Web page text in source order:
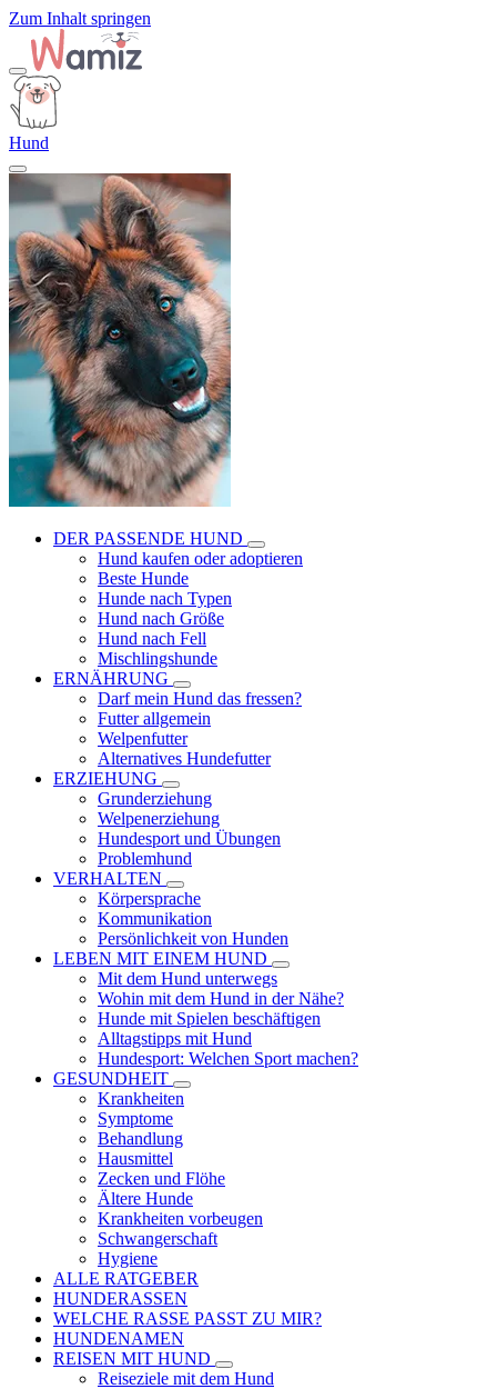
Zum Inhalt springen
Hund
DER PASSENDE HUND
Hund kaufen oder adoptieren
Beste Hunde
Hunde nach Typen
Hund nach Größe
Hund nach Fell
Mischlingshunde
ERNÄHRUNG
Darf mein Hund das fressen?
Futter allgemein
Welpenfutter
Alternatives Hundefutter
ERZIEHUNG
Grunderziehung
Welpenerziehung
Hundesport und Übungen
Problemhund
VERHALTEN
Körpersprache
Kommunikation
Persönlichkeit von Hunden
LEBEN MIT EINEM HUND
Mit dem Hund unterwegs
Wohin mit dem Hund in der Nähe?
Hunde mit Spielen beschäftigen
Alltagstipps mit Hund
Hundesport: Welchen Sport machen?
GESUNDHEIT
Krankheiten
Symptome
Behandlung
Hausmittel
Zecken und Flöhe
Ältere Hunde
Krankheiten vorbeugen
Schwangerschaft
Hygiene
ALLE RATGEBER
HUNDERASSEN
WELCHE RASSE PASST ZU MIR?
HUNDENAMEN
REISEN MIT HUND
Reiseziele mit dem Hund